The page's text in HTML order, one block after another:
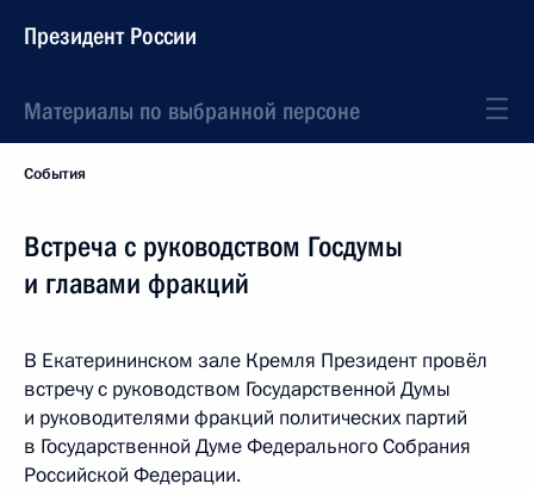
Президент России
Материалы по выбранной персоне
События
Встреча с руководством Госдумы
и главами фракций
В Екатерининском зале Кремля Президент провёл
встречу с руководством Государственной Думы
и руководителями фракций политических партий
в Государственной Думе Федерального Собрания
Российской Федерации.